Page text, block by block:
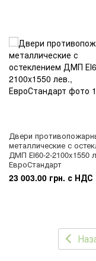
Двери
металлические с
ДМП ЕІ60-2-2100x1550
ЕвроСтандарт
23 003.00 грн. с НДС